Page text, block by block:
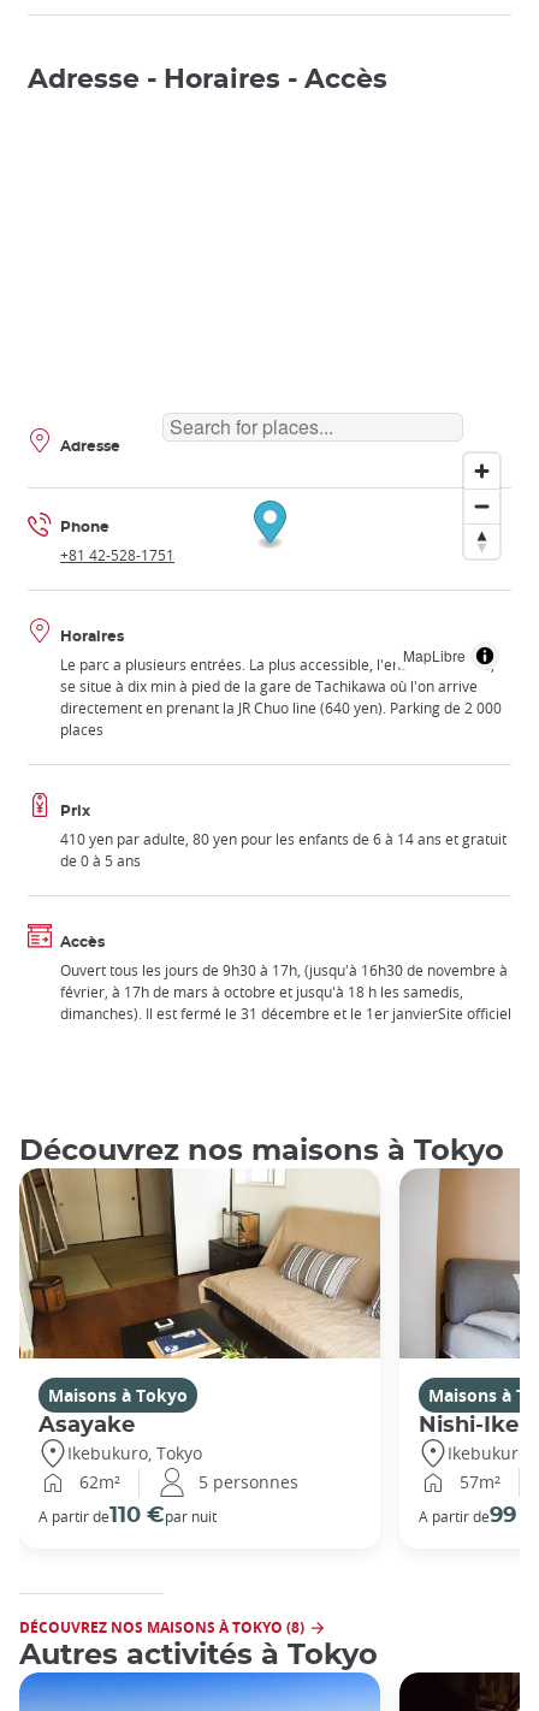
Adresse - Horaires - Accès
MapLibre
Adresse
Phone
+81 42-528-1751
Horaires
Le parc a plusieurs entrées. La plus accessible, l'entrée Akebono,
se situe à dix min à pied de la gare de Tachikawa où l'on arrive
directement en prenant la JR Chuo line (640 yen). Parking de 2 000
places
Prix
410 yen par adulte, 80 yen pour les enfants de 6 à 14 ans et gratuit
de 0 à 5 ans
Accès
Ouvert tous les jours de 9h30 à 17h, (jusqu'à 16h30 de novembre à
février, à 17h de mars à octobre et jusqu'à 18 h les samedis,
dimanches). Il est fermé le 31 décembre et le 1er janvierSite officiel
Découvrez nos maisons à Tokyo
Maisons à Tokyo
Asayake
Ikebukuro, Tokyo
62m²
5 personnes
A partir de110 €par nuit
Maisons à
Nishi-
Ikebukuro,
57m²
A partir de99 €
DÉCOUVREZ NOS MAISONS À TOKYO (8)
Autres activités à Tokyo